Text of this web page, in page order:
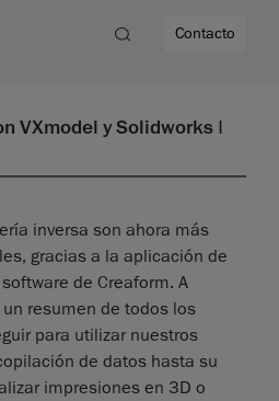
Contacto
VXmodel y Solidworks |
inversa son ahora más
gracias a la aplicación de
de Creaform. A
resumen de todos los
para utilizar nuestros
de datos hasta su
impresiones en 3D o